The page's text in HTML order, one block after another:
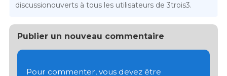
discussionouverts à tous les utilisateurs de 3trois3.
Publier un nouveau commentaire
Pour commenter, vous devez être